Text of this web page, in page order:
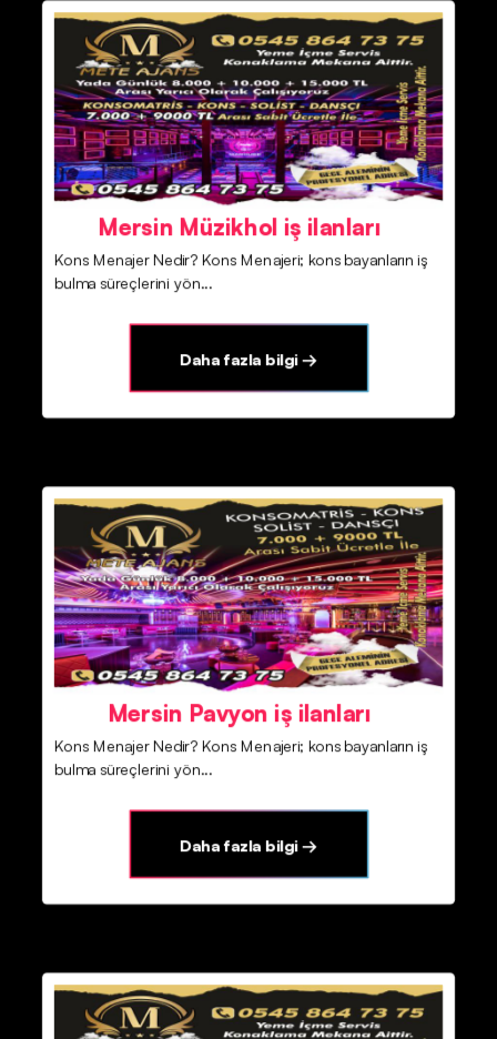
Mersin Müzikhol iş ilanları
Kons Menajer Nedir? Kons Menajeri; kons bayanların iş
bulma süreçlerini yön...
Daha fazla bilgi →
Mersin Pavyon iş ilanları
Kons Menajer Nedir? Kons Menajeri; kons bayanların iş
bulma süreçlerini yön...
Daha fazla bilgi →